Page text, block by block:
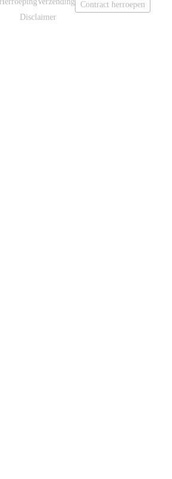
Contract herroepen
Disclaimer